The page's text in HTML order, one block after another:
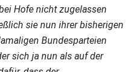
Hofe nicht zugelassen
sie nun ihrer bisherigen
Bundesparteien
sich ja nun als auf der